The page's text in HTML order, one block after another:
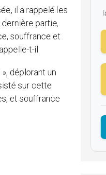
il a rappelé les
partie,
souffrance et
t-il.
déplorant un
sur cette
et souffrance